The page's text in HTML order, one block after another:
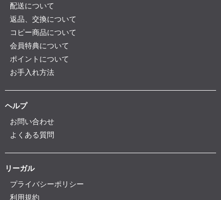
配送について
返品、交換について
コピー商品について
会員特典について
ポイントについて
お手入れ方法
ヘルプ
お問い合わせ
よくある質問
リーガル
プライバシーポリシー
利用規約